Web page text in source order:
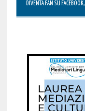
DIVENTA FAN SU